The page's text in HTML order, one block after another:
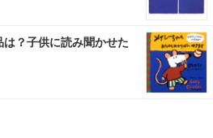
？子供に読み聞かせた